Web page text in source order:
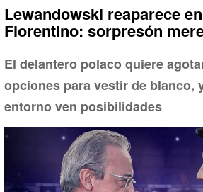
Lewandowski reaparece
Florentino: sorpresón
El delantero polaco quiere
opciones para vestir de blanco,
entorno ven posibilidades